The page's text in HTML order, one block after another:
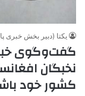
یکتا (دبیر بخش خبری
گفت‌وگوی
نخبگان
کشور خود